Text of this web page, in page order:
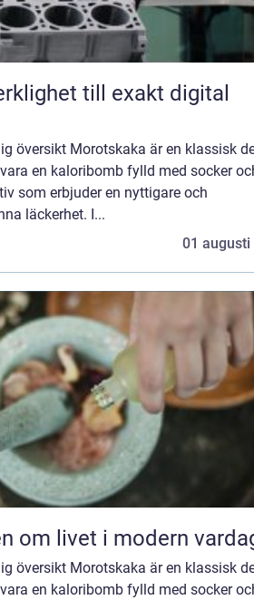
översikt Morotskaka är en klassisk
en kaloribomb fylld med socker
som erbjuder en nyttigare och
läckerhet. I...
01 augusti
om livet i modern
översikt Morotskaka är en klassisk
en kaloribomb fylld med socker